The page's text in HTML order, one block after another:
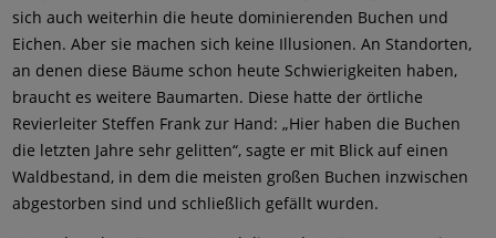
sich auch weiterhin die heute dominierenden Buchen und
Eichen. Aber sie machen sich keine Illusionen. An Standorten,
an denen diese Bäume schon heute Schwierigkeiten haben,
braucht es weitere Baumarten. Diese hatte der örtliche
Revierleiter Steffen Frank zur Hand: „Hier haben die Buchen
die letzten Jahre sehr gelitten“, sagte er mit Blick auf einen
Waldbestand, in dem die meisten großen Buchen inzwischen
abgestorben sind und schließlich gefällt wurden.